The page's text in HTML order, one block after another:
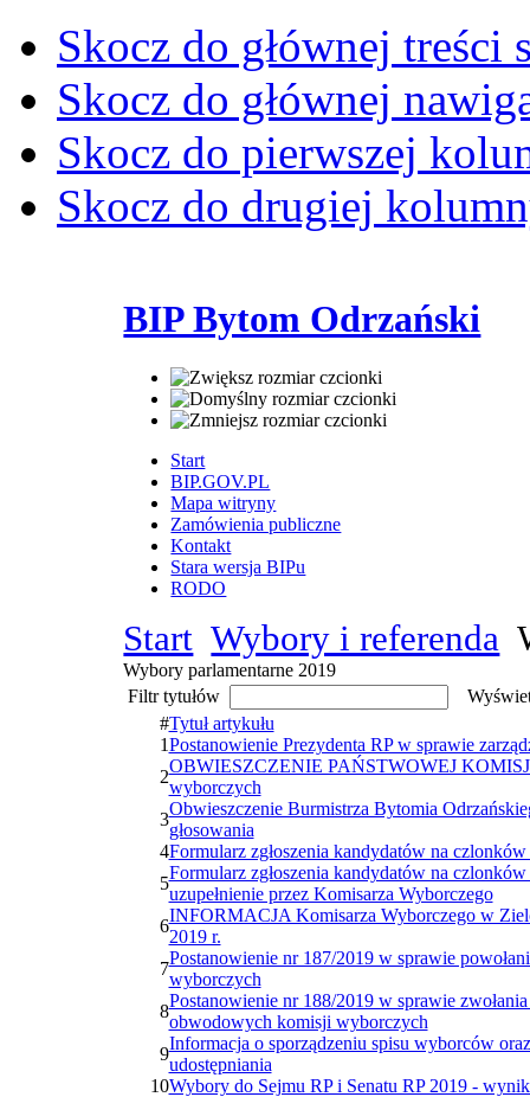
Skocz do głównej treści
Skocz do głównej
Skocz do pierwszej
Skocz do drugiej
BIP Bytom Odrzański
Start
BIP.GOV.PL
Mapa witryny
Zamówienia publiczne
Kontakt
Stara wersja BIPu
RODO
Start Wybory i referenda
Wybory parlamentarne 2019
Filtr tytułów
#Tytuł artykułu
1Postanowienie Prezydenta RP w sprawie
2
OBWIESZCZENIE PAŃSTWOWEJ
wyborczych
3
Obwieszczenie Burmistrza Bytomia
głosowania
4Formularz zgłoszenia kandydatów na
5
Formularz zgłoszenia kandydatów na
uzupełnienie przez Komisarza Wyborczego
6
INFORMACJA Komisarza Wyborczego w
2019 r.
7
Postanowienie nr 187/2019 w sprawie
wyborczych
8
Postanowienie nr 188/2019 w sprawie
obwodowych komisji wyborczych
9
Informacja o sporządzeniu spisu wyborców
udostępniania
10Wybory do Sejmu RP i Senatu RP 2019 -